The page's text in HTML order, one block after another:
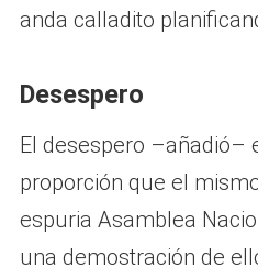
anda calladito
Desespero
El desespero –añadió–
proporción que el
espuria Asamblea
una demostración de